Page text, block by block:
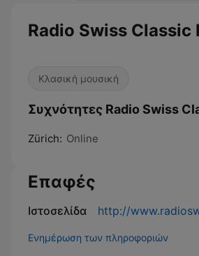
Radio Swiss Classic
Κλασική μουσική
Συχνότητες Radio Swiss
Zürich: Online
Επαφές
Ιστοσελίδα http://
Ενημέρωση των πληροφοριών